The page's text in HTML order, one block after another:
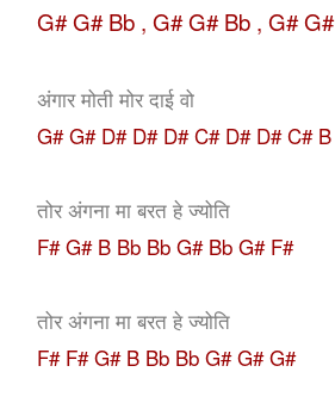
G# G# Bb ,G# G# Bb ,G#
अंगार मोती मोर दाई वो
G# G# D# D# D# C# D# D# C#
तोर अंगना मा बरत हे ज्योति
F# G# B Bb Bb G# Bb G# F#
तोर अंगना मा बरत हे ज्योति
F# F# G# B Bb Bb G# G# G#